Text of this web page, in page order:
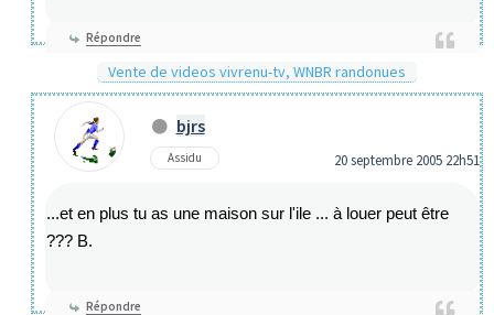
Répondre
Vente de videos vivrenu-tv, WNBR randonues
bjrs
Assidu 20 septembre 2005 22h51
...et en plus tu as une maison sur l'ile ... à louer peut être
??? B.
Répondre